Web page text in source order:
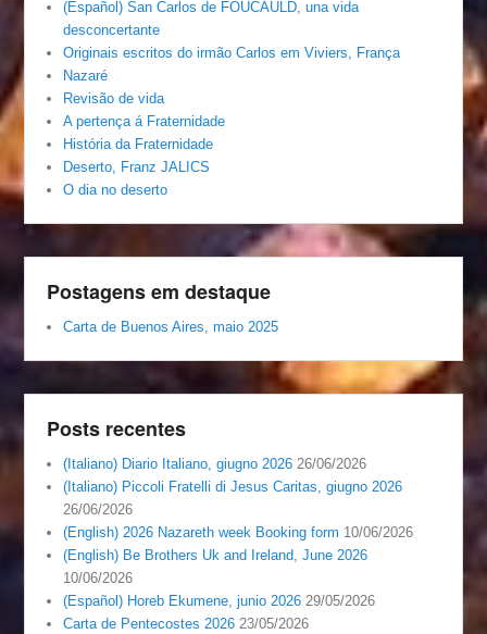
(Español) San Carlos de FOUCAULD, una vida
desconcertante
Originais escritos do irmão Carlos em Viviers, França
Nazaré
Revisão de vida
A pertença á Fraternidade
História da Fraternidade
Deserto, Franz JALICS
O dia no deserto
Postagens em destaque
Carta de Buenos Aires, maio 2025
Posts recentes
(Italiano) Diario Italiano, giugno 2026 26/06/2026
(Italiano) Piccoli Fratelli di Jesus Caritas, giugno 2026
26/06/2026
(English) 2026 Nazareth week Booking form 10/06/2026
(English) Be Brothers Uk and Ireland, June 2026
10/06/2026
(Español) Horeb Ekumene, junio 2026 29/05/2026
Carta de Pentecostes 2026 23/05/2026